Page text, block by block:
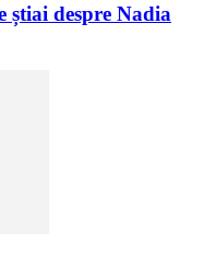
știai despre Nadia